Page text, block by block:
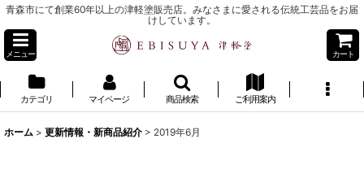
青森市にて創業60年以上の津軽塗販売店。みなさまに愛される伝統工芸品をお届
けしています。
メニュー カート
カテゴリ マイページ 商品検索 ご利用案内
ホーム > 更新情報・新商品紹介 > 2019年6月